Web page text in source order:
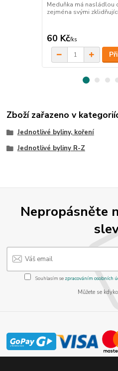
Meduňka má nasládlou
zejména svými
60 Kč/ks
Zboží zařazeno v
Jednotlivé byliny, koření
Jednotlivé byliny R-Z
Nepropásněte
Souhlasím se zpracováním osobních
Můžete se